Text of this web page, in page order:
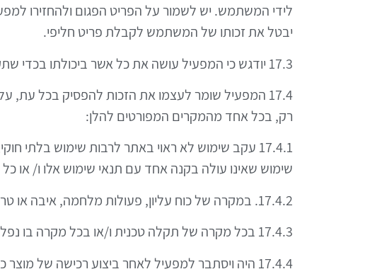
לידי המשתמש. יש לשמור על הפריט הפגום ולהחזירו
יבטל את זכותו של המשתמש לקבלת פריט חליפי.
17.3 יודגש כי המפעיל עושה את כל אשר ביכולתו בכדי שתקלות כאלו לא יתעוררו.
17.4 המפעיל שומר לעצמו את הזכות להפסיק בכל
רק, בכל אחד מהמקרים המפורטים להלן:
17.4.1 עקב שימוש לא ראוי באתר לרבות שימוש
שימוש שאינו עולה בקנה אחד עם תנאי שימוש אלו ו/ או כל
17.4.2. במקרה של כוח עליון, פעולות מלחמה, איבה או טרור המונעים לדעת המפעיל את המשך פעילות האתר.
17.4.3 בכל מקרה של תקלה טכנית ו/או בכל מקרה בו נפלה טעות בפריט הנמכר באתר לרבות בתיאורו ו/או במחירו.
17.4.4 היה ויסתבר למפעיל לאחר ביצוע רכישה של